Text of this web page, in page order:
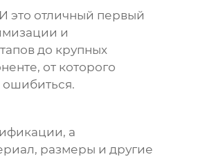
это отличный первый
и
до крупных
от которого
ошибиться.
а
размеры и другие